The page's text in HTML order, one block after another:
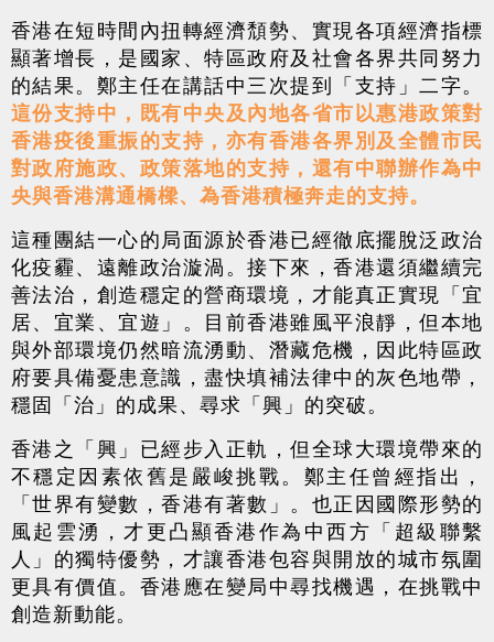
香港在短時間內扭轉經濟頹勢、實現各項經濟指標
顯著增長，是國家、特區政府及社會各界共同努力
的結果。鄭主任在講話中三次提到「支持」二字。
這份支持中，既有中央及內地各省市以惠港政策對
香港疫後重振的支持，亦有香港各界別及全體市民
對政府施政、政策落地的支持，還有中聯辦作為中
央與香港溝通橋樑、為香港積極奔走的支持。
這種團結一心的局面源於香港已經徹底擺脫泛政治
化疫霾、遠離政治漩渦。接下來，香港還須繼續完
善法治，創造穩定的營商環境，才能真正實現「宜
居、宜業、宜遊」。目前香港雖風平浪靜，但本地
與外部環境仍然暗流湧動、潛藏危機，因此特區政
府要具備憂患意識，盡快填補法律中的灰色地帶，
穩固「治」的成果、尋求「興」的突破。
香港之「興」已經步入正軌，但全球大環境帶來的
不穩定因素依舊是嚴峻挑戰。鄭主任曾經指出，
「世界有變數，香港有著數」。也正因國際形勢的
風起雲湧，才更凸顯香港作為中西方「超級聯繫
人」的獨特優勢，才讓香港包容與開放的城市氛圍
更具有價值。香港應在變局中尋找機遇，在挑戰中
創造新動能。